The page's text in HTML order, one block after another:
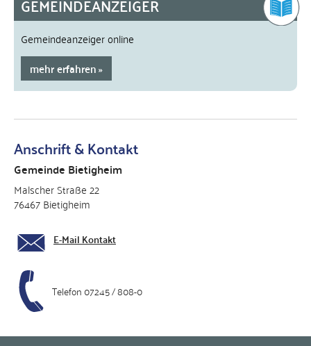
GEMEINDEANZEIGER
Gemeindeanzeiger online
mehr erfahren
Anschrift & Kontakt
Gemeinde Bietigheim
Malscher Straße 22
76467 Bietigheim
E-Mail Kontakt
Telefon 07245 / 808-0